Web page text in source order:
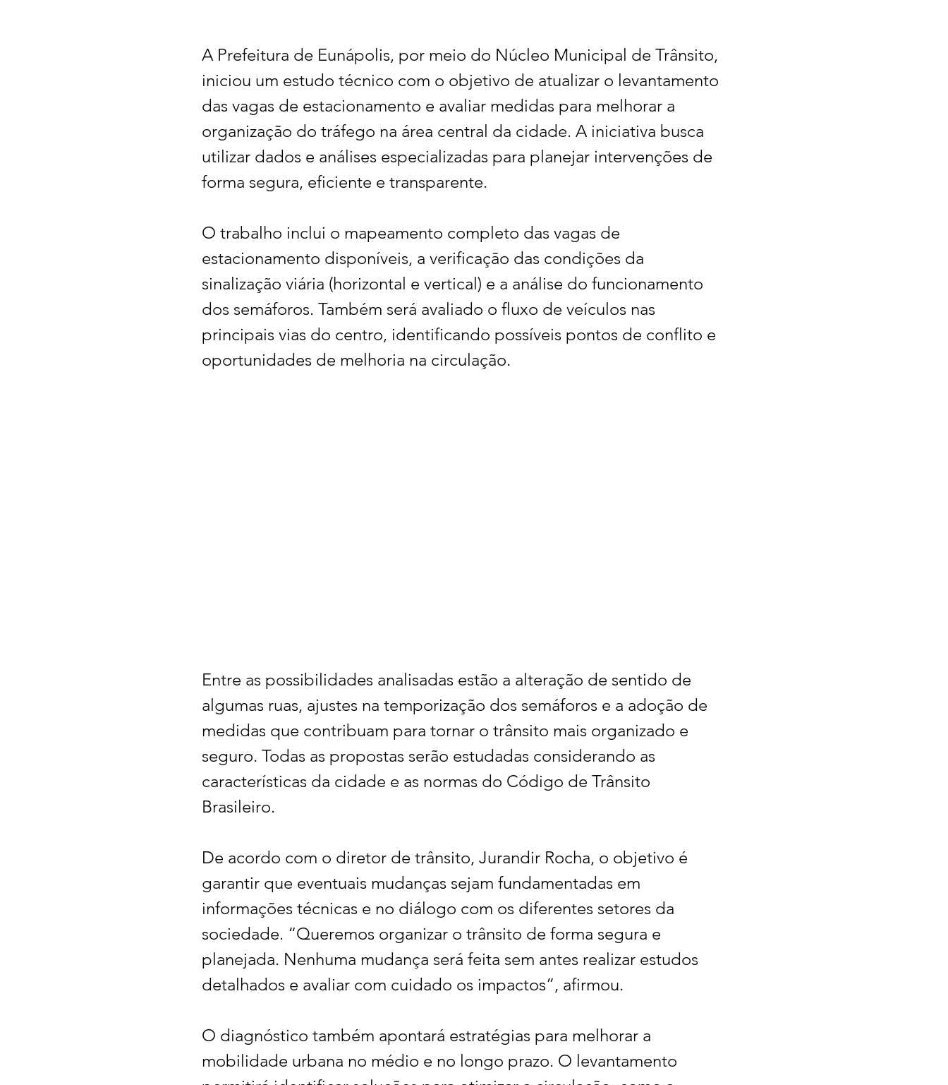
A Prefeitura de Eunápolis, por meio do Núcleo Municipal de Trânsito,
iniciou um estudo técnico com o objetivo de atualizar o levantamento
das vagas de estacionamento e avaliar medidas para melhorar a
organização do tráfego na área central da cidade. A iniciativa busca
utilizar dados e análises especializadas para planejar intervenções de
forma segura, eficiente e transparente.
O trabalho inclui o mapeamento completo das vagas de
estacionamento disponíveis, a verificação das condições da
sinalização viária (horizontal e vertical) e a análise do funcionamento
dos semáforos. Também será avaliado o fluxo de veículos nas
principais vias do centro, identificando possíveis pontos de conflito e
oportunidades de melhoria na circulação.
Entre as possibilidades analisadas estão a alteração de sentido de
algumas ruas, ajustes na temporização dos semáforos e a adoção de
medidas que contribuam para tornar o trânsito mais organizado e
seguro. Todas as propostas serão estudadas considerando as
características da cidade e as normas do Código de Trânsito
Brasileiro.
De acordo com o diretor de trânsito, Jurandir Rocha, o objetivo é
garantir que eventuais mudanças sejam fundamentadas em
informações técnicas e no diálogo com os diferentes setores da
sociedade. “Queremos organizar o trânsito de forma segura e
planejada. Nenhuma mudança será feita sem antes realizar estudos
detalhados e avaliar com cuidado os impactos”, afirmou.
O diagnóstico também apontará estratégias para melhorar a
mobilidade urbana no médio e no longo prazo. O levantamento